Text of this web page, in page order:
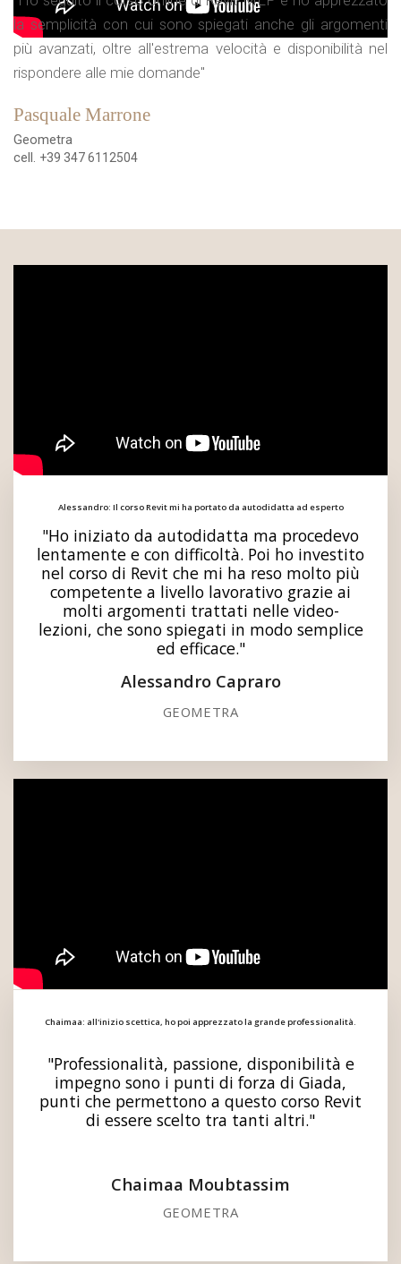
la semplicità con cui sono spiegati anche gli argomenti
più avanzati, oltre all'estrema velocità e disponibilità nel
rispondere alle mie domande"
Pasquale Marrone
Geometra
cell. +39 347 6112504
Alessandro: Il corso Revit mi ha portato da autodidatta ad esperto
"Ho iniziato da autodidatta ma procedevo
lentamente e con difficoltà. Poi ho investito
nel corso di Revit che mi ha reso molto più
competente a livello lavorativo grazie ai
molti argomenti trattati nelle video-
lezioni, che sono spiegati in modo semplice
ed efficace."
Alessandro Capraro
GEOMETRA
Chaimaa: all'inizio scettica, ho poi apprezzato la grande professionalità.
"Professionalità, passione, disponibilità e
impegno sono i punti di forza di Giada,
punti che permettono a questo corso Revit
di essere scelto tra tanti altri."
Chaimaa Moubtassim
GEOMETRA